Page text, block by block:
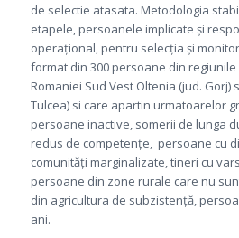
de selectie atasata. Metodologia
etapele, persoanele implicate și
operațional, pentru selecția și
format din 300 persoane din
Romaniei Sud Vest Oltenia (jud. Gorj)
Tulcea) si care apartin urmatoarelor
persoane inactive, somerii de lunga
redus de competențe, persoane cu
comunități marginalizate, tineri cu
persoane din zone rurale care nu
din agricultura de subzistență,
ani.